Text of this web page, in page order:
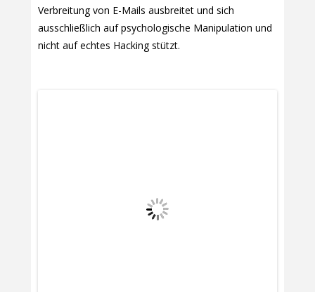
Verbreitung von E-Mails ausbreitet und sich
ausschließlich auf psychologische Manipulation und
nicht auf echtes Hacking stützt.